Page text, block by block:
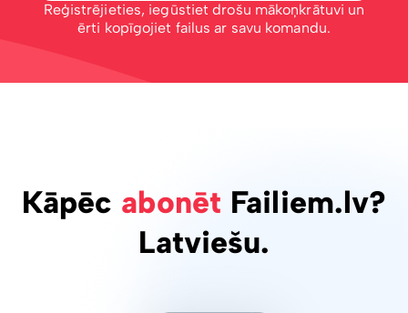
Reģistrējieties, iegūstiet drošu mākoņkrātuvi un
ērti kopīgojiet failus ar savu komandu.
Kāpēc abonēt Failiem.lv?
Latviešu.